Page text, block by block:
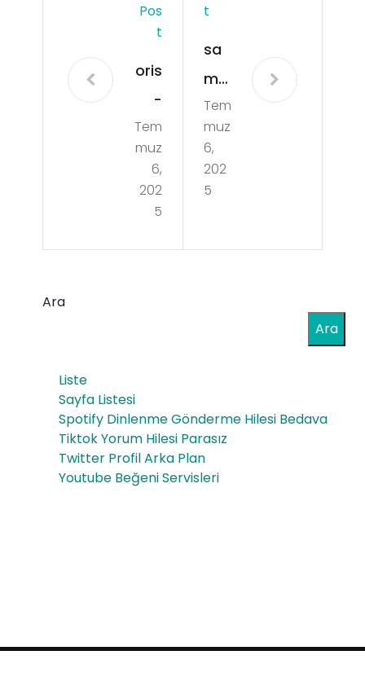
Pos
T
oris
-
do
ubl
e-
ap
ple
elm
a-
aro
mal
Tem
muz
6,
202
5
T
sa
ms
on-
ma
vi-
ith
tut
Tem
muz
6,
202
5
Ara
Ara
Liste
Sayfa Listesi
Spotify Dinlenme Gönderme Hilesi Bedava
Tiktok Yorum Hilesi Parasız
Twitter Profil Arka Plan
Youtube Beğeni Servisleri